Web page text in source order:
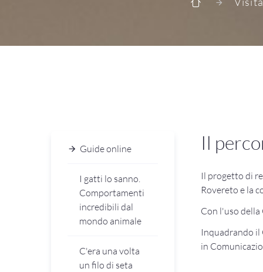
Guide online
I gatti lo sanno.
Comportamenti
incredibili dal
mondo animale
C'era una volta
un filo di seta
Il
Il progetto di
Rovereto e la
Con l'uso
Inquadrando il
in